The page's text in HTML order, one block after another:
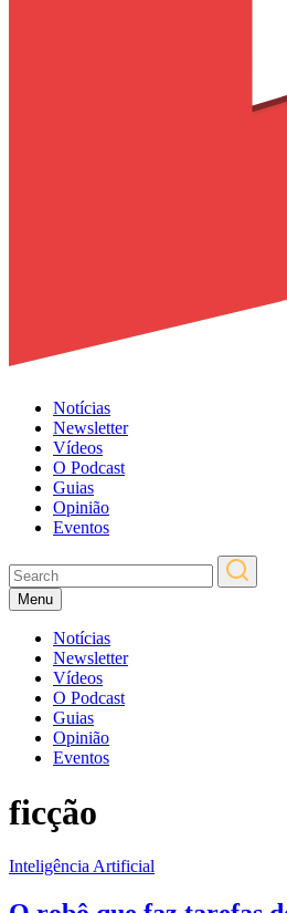
Notícias
Newsletter
Vídeos
O Podcast
Guias
Opinião
Eventos
Menu
Notícias
Newsletter
Vídeos
O Podcast
Guias
Opinião
Eventos
ficção
Inteligência Artificial